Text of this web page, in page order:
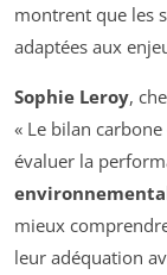
montrent que les
adaptées aux
Sophie Leroy,
« Le bilan
évaluer la
mieux
leur adéquation